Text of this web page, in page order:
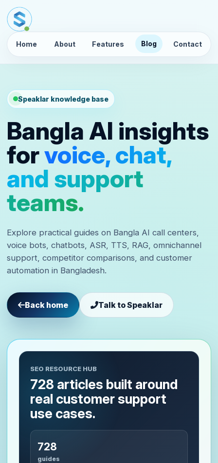
Home About Features Blog Contact
Speaklar knowledge base
Bangla AI insights
forvoice, chat,
and support
teams.
Explore practical guides on Bangla AI call centers,
voice bots, chatbots, ASR, TTS, RAG, omnichannel
support, competitor comparisons, and customer
automation in Bangladesh.
Back home Talk to Speaklar
SEO RESOURCE HUB
728 articles built around
real customer support
use cases.
728
guides